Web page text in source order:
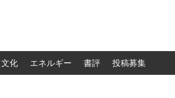
化 エネルギー 書評 投稿募集